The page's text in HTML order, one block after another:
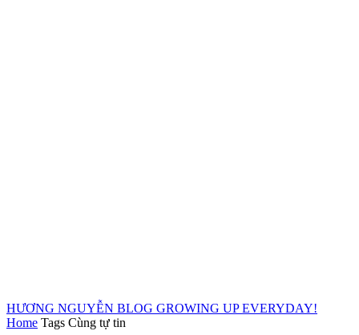
HƯƠNG NGUYỄN BLOG GROWING UP EVERYDAY!
Home Tags Cùng tự tin